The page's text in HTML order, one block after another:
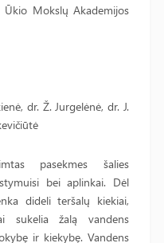
Ūkio Mokslų Akademijos
dr. Ž. Jurgelėnė, dr. J.
pasekmes šalies
bei aplinkai. Dėl
dideli teršalų kiekiai,
sukelia žalą vandens
ir kiekybę. Vandens